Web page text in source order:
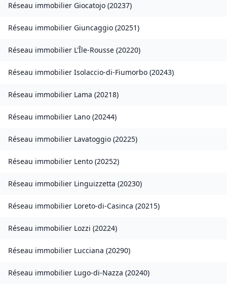
Réseau immobilier Giocatojo (20237)
Réseau immobilier Giuncaggio (20251)
Réseau immobilier L'Île-Rousse (20220)
Réseau immobilier Isolaccio-di-Fiumorbo (20243)
Réseau immobilier Lama (20218)
Réseau immobilier Lano (20244)
Réseau immobilier Lavatoggio (20225)
Réseau immobilier Lento (20252)
Réseau immobilier Linguizzetta (20230)
Réseau immobilier Loreto-di-Casinca (20215)
Réseau immobilier Lozzi (20224)
Réseau immobilier Lucciana (20290)
Réseau immobilier Lugo-di-Nazza (20240)